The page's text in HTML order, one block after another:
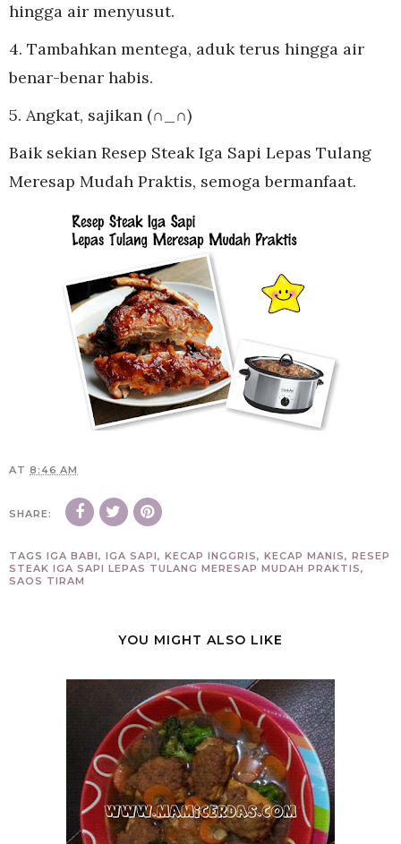
hingga air menyusut.
4. Tambahkan mentega, aduk terus hingga air
benar-benar habis.
5. Angkat, sajikan (∩_∩)
Baik sekian Resep Steak Iga Sapi Lepas Tulang
Meresap Mudah Praktis, semoga bermanfaat.
AT 8:46 AM
SHARE:
TAGS IGA BABI, IGA SAPI, KECAP INGGRIS, KECAP MANIS, RESEP
STEAK IGA SAPI LEPAS TULANG MERESAP MUDAH PRAKTIS,
SAOS TIRAM
YOU MIGHT ALSO LIKE